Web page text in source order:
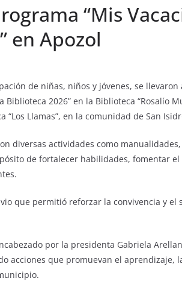
“Mis
en Apozol
de niñas, niños y jóvenes, se llevaron
2026” en la Biblioteca “Rosalío
Llamas”, en la comunidad de San
diversas actividades como
de fortalecer habilidades, fomentar
que permitió reforzar la convivencia y el
por la presidenta Gabriela
acciones que promuevan el aprendizaje,